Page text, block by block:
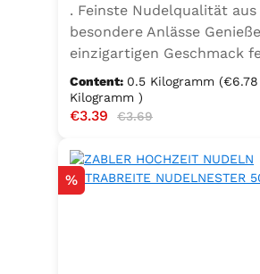
. Feinste Nudelqualität
besondere Anlässe
einzigartigen Geschmack
Bandnudeln – mit den
Hochzeit Nudeln holst du
badische Qualität auf den
Hartweizengrieß, täglich
aufgeschlagenen Eiern der
Content: 0.5 Kilogramm (€6.78
Kilogramm )
Sale price:
€3.39 Regular price:
€3.69
Discount
%